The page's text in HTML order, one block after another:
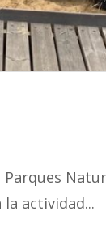
actividad...